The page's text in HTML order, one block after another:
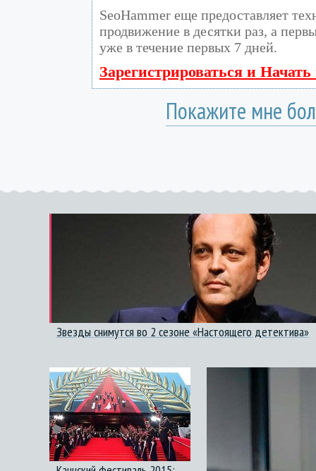
SeoHammer еще предоставляет
продвижение в десятки раз, а
уже в течение первых 7 дней.
Зарегистрироваться и
Покажите мне
Звезды снимутся во 2 сезоне «Настоящего детектива»